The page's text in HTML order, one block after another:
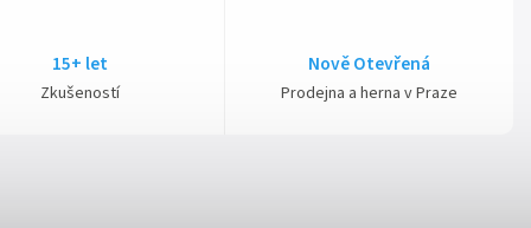
15+ let
Zkušeností
Nově Otevřená
Prodejna a herna v Praze